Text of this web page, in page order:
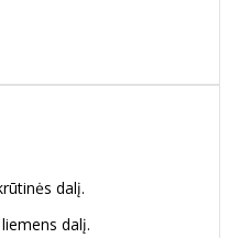
dalį.
dalį.